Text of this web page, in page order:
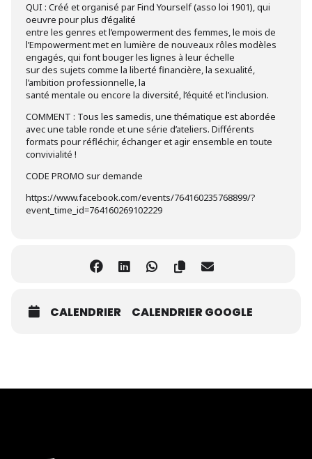
QUI : Créé et organisé par Find Yourself (asso loi 1901), qui
oeuvre pour plus d’égalité
entre les genres et l’empowerment des femmes, le mois de
l’Empowerment met en lumière de nouveaux rôles modèles
engagés, qui font bouger les lignes à leur échelle
sur des sujets comme la liberté financière, la sexualité,
l’ambition professionnelle, la
santé mentale ou encore la diversité, l’équité et l’inclusion.
COMMENT : Tous les samedis, une thématique est abordée
avec une table ronde et une série d’ateliers. Différents
formats pour réfléchir, échanger et agir ensemble en toute
convivialité !
CODE PROMO sur demande
https://www.facebook.com/events/764160235768899/?
event_time_id=764160269102229
CALENDRIER CALENDRIER GOOGLE